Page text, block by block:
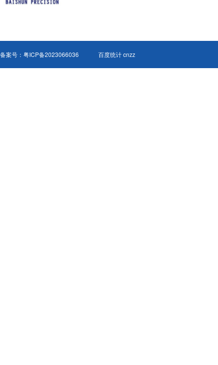
备案号： 粤ICP备2023066036 百度统计 cnzz